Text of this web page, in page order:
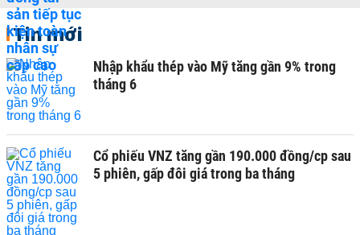
Tin mới
Nhập khẩu thép vào Mỹ tăng gần 9% trong
tháng 6
Cổ phiếu VNZ tăng gần 190.000 đồng/cp sau
5 phiên, gấp đôi giá trong ba tháng